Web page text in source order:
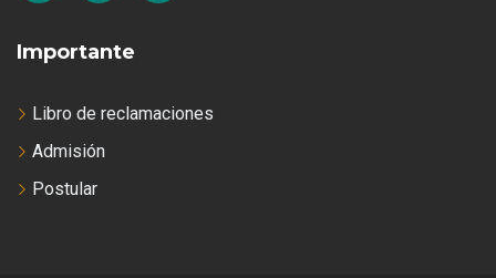
Importante
Libro de reclamaciones
Admisión
Postular